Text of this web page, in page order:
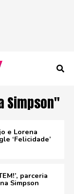
Simpson"
e Lorena
‘Felicidade’
parceria
Simpson